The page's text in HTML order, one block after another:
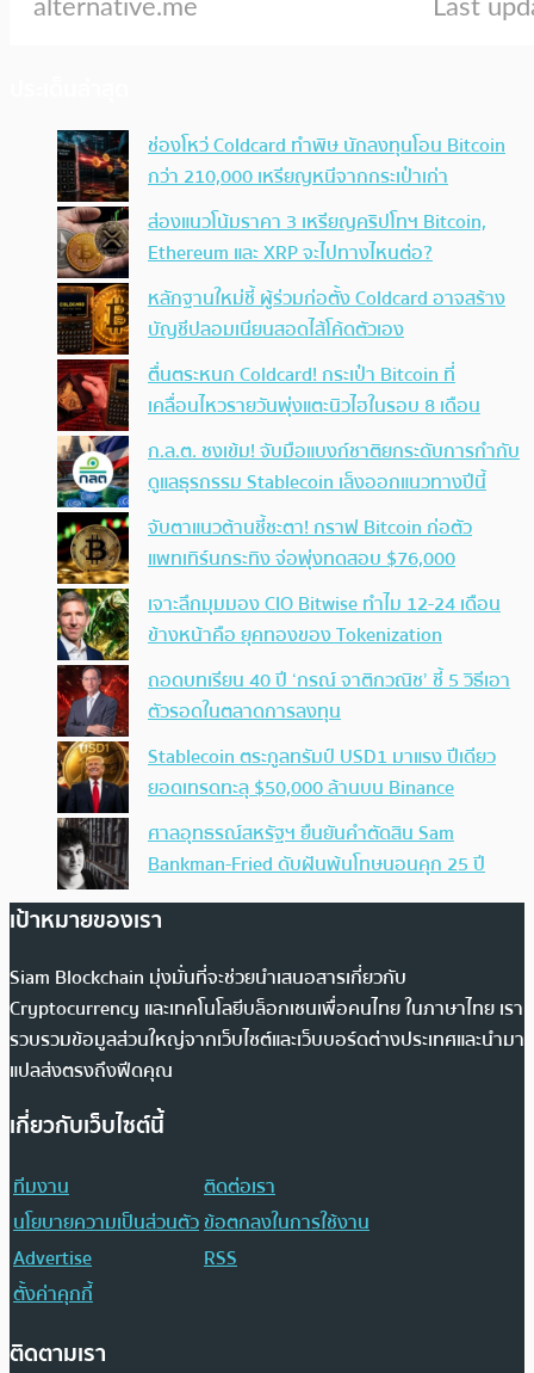
ช่องโหว่ Coldcard ทำพิษ นักลงทุนโอน Bitcoin
กว่า 210,000 เหรียญหนีจากกระเป๋าเก่า
ส่องแนวโน้มราคา 3 เหรียญคริปโทฯ Bitcoin,
Ethereum และ XRP จะไปทางไหนต่อ?
หลักฐานใหม่ชี้ ผู้ร่วมก่อตั้ง Coldcard อาจสร้าง
บัญชีปลอมเนียนสอดไส้โค้ดตัวเอง
ตื่นตระหนก Coldcard! กระเป๋า Bitcoin ที่
เคลื่อนไหวรายวันพุ่งแตะนิวไฮในรอบ 8 เดือน
ก.ล.ต. ชงเข้ม! จับมือแบงก์ชาติยกระดับการกำกับ
ดูแลธุรกรรม Stablecoin เล็งออกแนวทางปีนี้
จับตาแนวต้านชี้ชะตา! กราฟ Bitcoin ก่อตัว
แพทเทิร์นกระทิง จ่อพุ่งทดสอบ $76,000
เจาะลึกมุมมอง CIO Bitwise ทำไม 12-24 เดือน
ข้างหน้าคือ ยุคทองของ Tokenization
ถอดบทเรียน 40 ปี ‘กรณ์ จาติกวณิช’ ชี้ 5 วิธีเอา
ตัวรอดในตลาดการลงทุน
Stablecoin ตระกูลทรัมป์ USD1 มาแรง ปีเดียว
ยอดเทรดทะลุ $50,000 ล้านบน Binance
ศาลอุทธรณ์สหรัฐฯ ยืนยันคำตัดสิน Sam
Bankman-Fried ดับฝันพ้นโทษนอนคุก 25 ปี
เป้าหมายของเรา
Siam Blockchain มุ่งมั่นที่จะช่วยนำเสนอสารเกี่ยวกับ
Cryptocurrency และเทคโนโลยีบล็อกเชนเพื่อคนไทย ในภาษาไทย เรา
รวบรวมข้อมูลส่วนใหญ่จากเว็บไซต์และเว็บบอร์ดต่างประเทศและนำมา
แปลส่งตรงถึงฟีดคุณ
เกี่ยวกับเว็บไซต์นี้
ทีมงาน
ติดต่อเรา
นโยบายความเป็นส่วนตัวข้อตกลงในการใช้งาน
Advertise
RSS
ตั้งค่าคุกกี้
ติดตามเรา